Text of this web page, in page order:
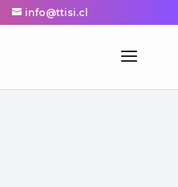
info@ttisi.cl